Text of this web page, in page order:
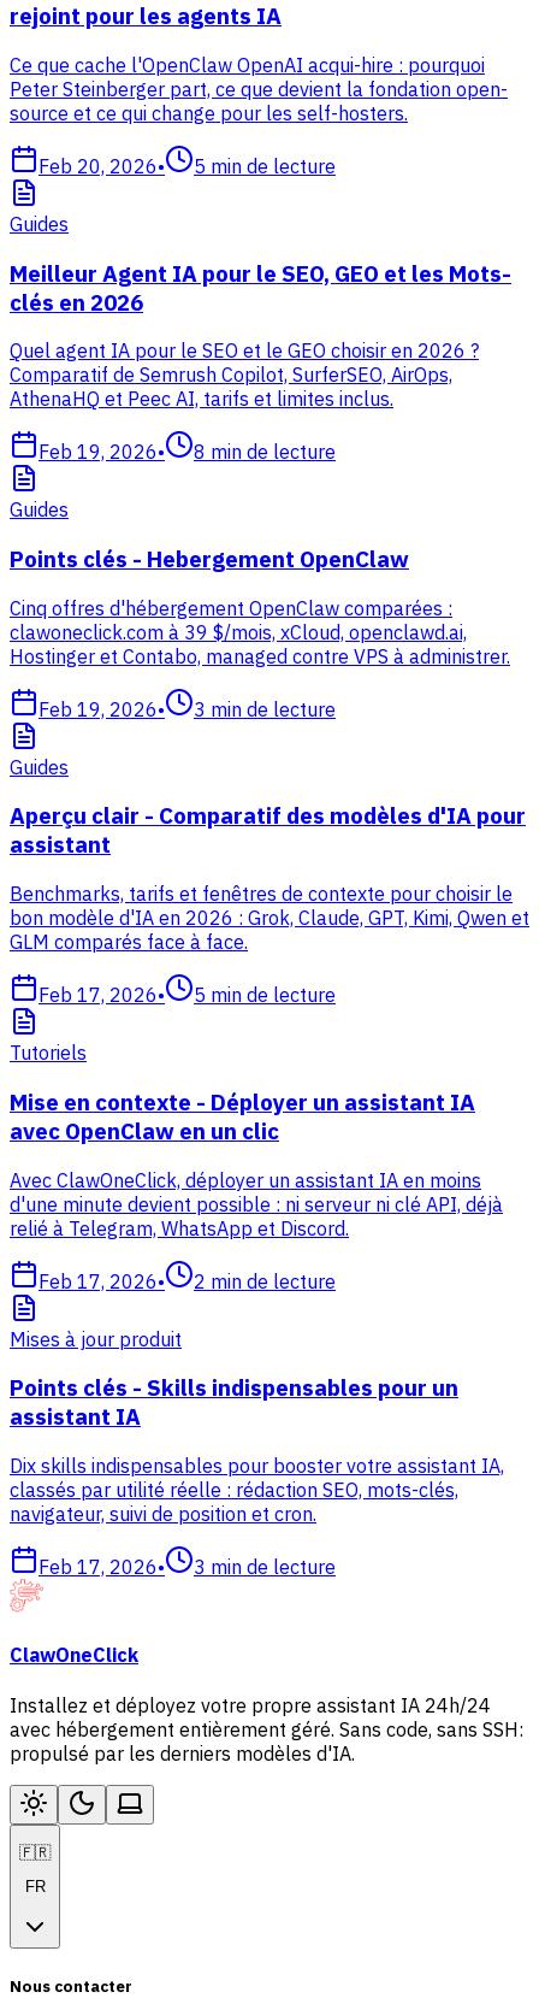
rejoint pour les agents IA
Ce que cache l'OpenClaw OpenAI acqui-hire : pourquoi
Peter Steinberger part, ce que devient la fondation open-
source et ce qui change pour les self-hosters.
Feb 20, 2026• 5 min de lecture
Guides
Meilleur Agent IA pour le SEO, GEO et les Mots-
clés en 2026
Quel agent IA pour le SEO et le GEO choisir en 2026 ?
Comparatif de Semrush Copilot, SurferSEO, AirOps,
AthenaHQ et Peec AI, tarifs et limites inclus.
Feb 19, 2026• 8 min de lecture
Guides
Points clés - Hebergement OpenClaw
Cinq offres d'hébergement OpenClaw comparées :
clawoneclick.com à 39 $/mois, xCloud, openclawd.ai,
Hostinger et Contabo, managed contre VPS à administrer.
Feb 19, 2026• 3 min de lecture
Guides
Aperçu clair - Comparatif des modèles d'IA pour
assistant
Benchmarks, tarifs et fenêtres de contexte pour choisir le
bon modèle d'IA en 2026 : Grok, Claude, GPT, Kimi, Qwen et
GLM comparés face à face.
Feb 17, 2026• 5 min de lecture
Tutoriels
Mise en contexte - Déployer un assistant IA
avec OpenClaw en un clic
Avec ClawOneClick, déployer un assistant IA en moins
d'une minute devient possible : ni serveur ni clé API, déjà
relié à Telegram, WhatsApp et Discord.
Feb 17, 2026• 2 min de lecture
Mises à jour produit
Points clés - Skills indispensables pour un
assistant IA
Dix skills indispensables pour booster votre assistant IA,
classés par utilité réelle : rédaction SEO, mots-clés,
navigateur, suivi de position et cron.
Feb 17, 2026• 3 min de lecture
ClawOneClick
Installez et déployez votre propre assistant IA 24h/24
avec hébergement entièrement géré. Sans code, sans SSH:
propulsé par les derniers modèles d'IA.
🇫🇷
FR
Nous contacter